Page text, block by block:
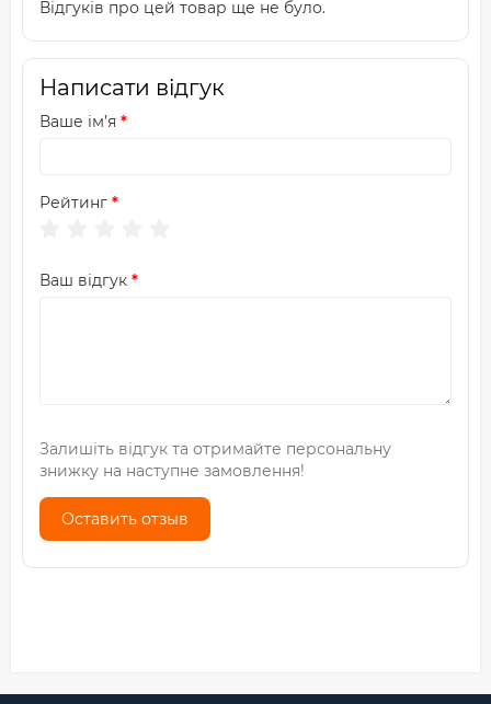
Відгуків про цей товар ще не було.
Написати відгук
Ваше ім’я
Рейтинг
Ваш відгук
Залишіть відгук та отримайте персональну
знижку на наступне замовлення!
Оставить отзыв